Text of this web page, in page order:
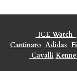
ICE Watch
Cantinaro Adidas
Cavalli